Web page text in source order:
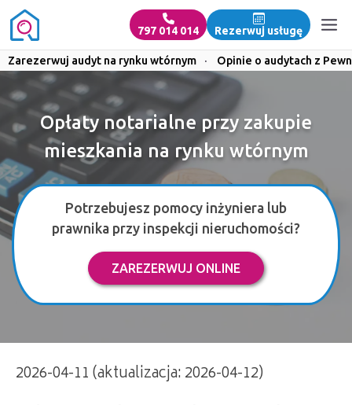
797 014 014 Rezerwuj usługę
Zarezerwuj audyt na rynku wtórnym · Opinie o audytach z
Opłaty notarialne przy zakupie
mieszkania na rynku wtórnym
Potrzebujesz pomocy inżyniera lub
prawnika przy inspekcji nieruchomości?
ZAREZERWUJ ONLINE
2026-04-11 (aktualizacja: 2026-04-12)
Opłaty notarialne przy zakupie mieszkania na